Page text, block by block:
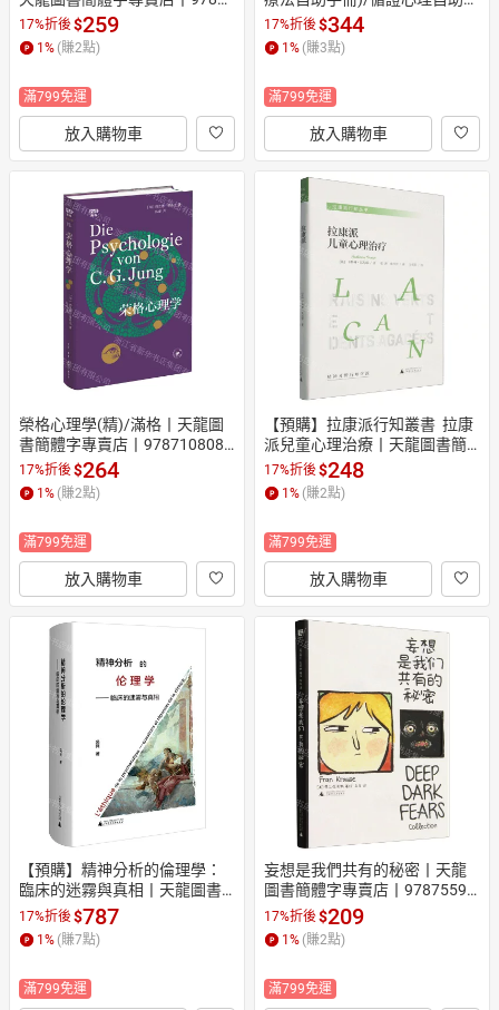
59891150 (tl2608)
17%折後$259
1 % (賺2點)
滿799免運
放入購物車
列丨天龍圖書簡體字專賣店丨9
787300345086 (tl2608)
17%折後$344
1 % (賺3點)
滿799免運
放入購物車
榮格心理學(精)/滿格丨天龍圖
書簡體字專賣店丨9787108083
395 (tl2608)
17%折後$264
1 % (賺2點)
滿799免運
放入購物車
【預購】拉康派行知叢書  拉康
派兒童心理治療丨天龍圖書簡
體字專賣店丨9787559893598
(tl2608)
17%折後$248
1 % (賺2點)
滿799免運
放入購物車
【預購】精神分析的倫理學：
臨床的迷霧與真相丨天龍圖書
簡體字專賣店丨978755989461
8 (tl2608)
17%折後$787
1% (賺7點)
滿799免運
妄想是我們共有的秘密丨天龍
圖書簡體字專賣店丨97875598
93611 (tl2608)
17%折後$209
1% (賺2點)
滿799免運